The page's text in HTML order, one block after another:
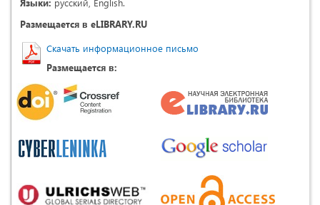
Размещается в eLIBRARY.RU
Скачать информационное письмо
Размещается в: